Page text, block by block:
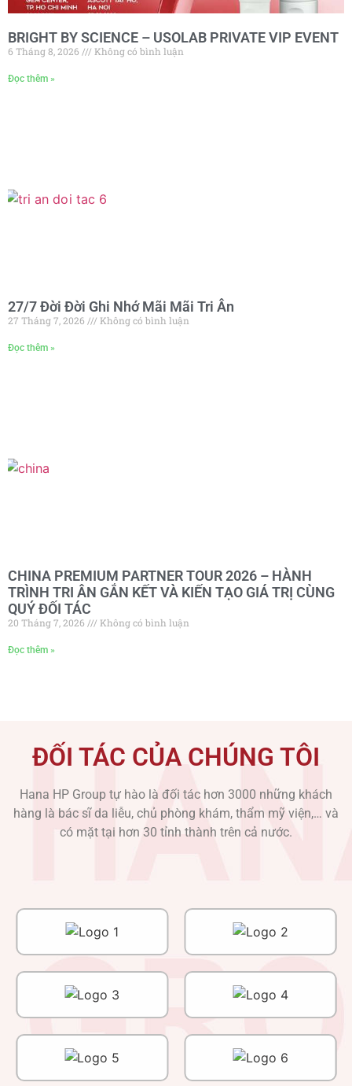
BRIGHT BY SCIENCE – USOLAB PRIVATE VIP EVENT
6 Tháng 8, 2026 Không có bình luận
Đọc thêm »
27/7 Đời Đời Ghi Nhớ Mãi Mãi Tri Ân
27 Tháng 7, 2026 Không có bình luận
Đọc thêm »
CHINA PREMIUM PARTNER TOUR 2026 – HÀNH
TRÌNH TRI ÂN GẮN KẾT VÀ KIẾN TẠO GIÁ TRỊ CÙNG
QUÝ ĐỐI TÁC
20 Tháng 7, 2026 Không có bình luận
Đọc thêm »
ĐỐI TÁC CỦA CHÚNG TÔI
Hana HP Group tự hào là đối tác hơn 3000 những khách
hàng là bác sĩ da liễu, chủ phòng khám, thẩm mỹ viện,… và
có mặt tại hơn 30 tỉnh thành trên cả nước.